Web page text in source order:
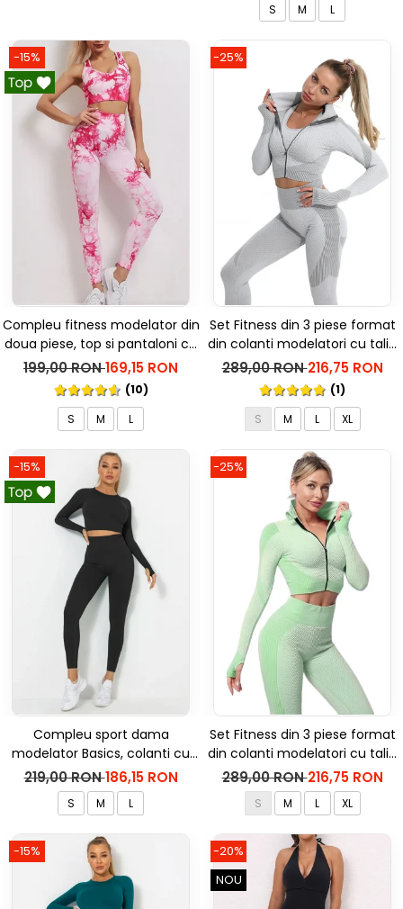
S
M L
-15%
Compleu fitness modelator din
doua piese, top si pantaloni cu
talie inalta Marble, Roz
199,00 RON169,15 RON
(10)
S
M L
-25%
Set Fitness din 3 piese format
din colanti modelatori cu talie
inalta, top si hanorac Ellite, Gri
deschis
289,00 RON216,75 RON
(1)
S
M L XL
-15%
Compleu sport dama
modelator Basics, colanti cu
bluza, Negru
219,00 RON186,15 RON
S M L
-25%
Set Fitness din 3 piese format
din colanti modelatori cu talie
inalta, top si hanorac Ellite,
Verde Menta
289,00 RON216,75 RON
S M L XL
-15%
-20%
NOU